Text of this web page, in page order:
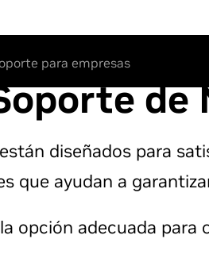
para empresas
de
diseñados para
que ayudan a
opción adecuada